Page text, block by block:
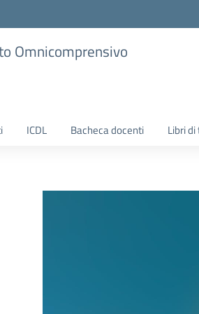
Omnicomprensivo
ICDL Bacheca docenti Libri